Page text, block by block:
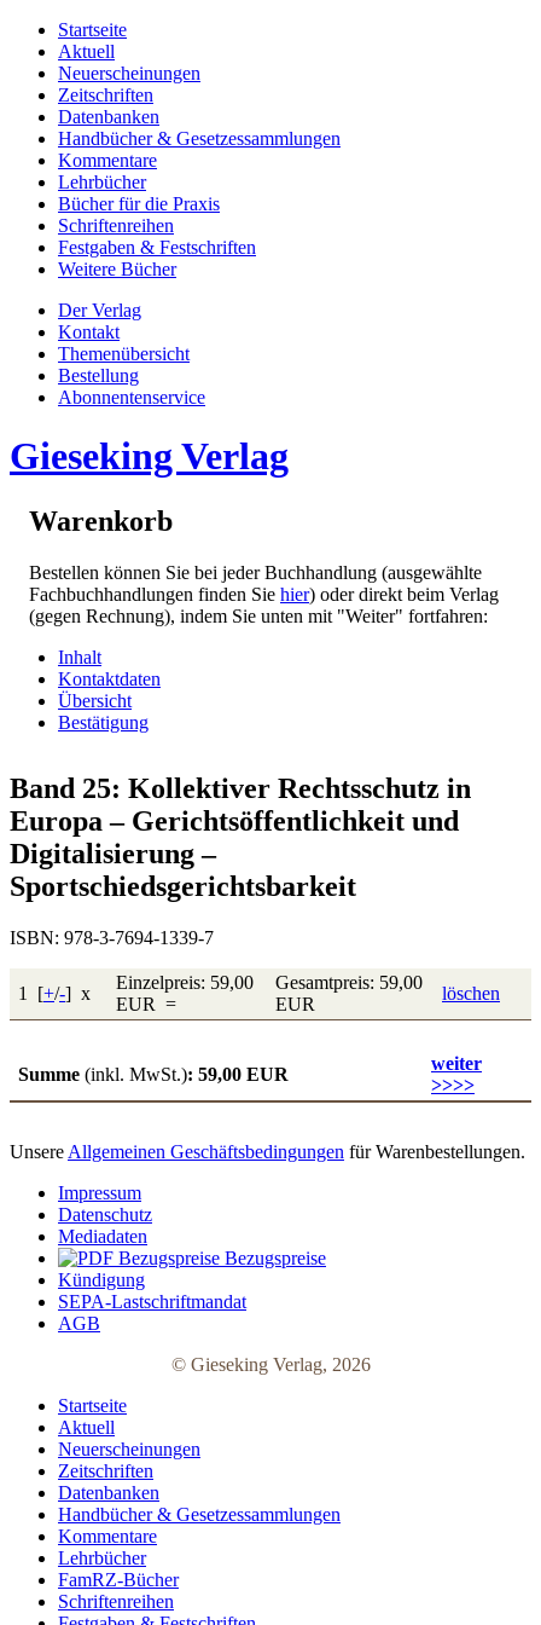
Startseite
Aktuell
Neuerscheinungen
Zeitschriften
Datenbanken
Handbücher & Gesetzessammlungen
Kommentare
Lehrbücher
Bücher für die Praxis
Schriftenreihen
Festgaben & Festschriften
Weitere Bücher
Der Verlag
Kontakt
Themenübersicht
Bestellung
Abonnentenservice
Gieseking Verlag
Warenkorb
Bestellen können Sie bei jeder Buchhandlung (ausgewählte
Fachbuchhandlungen finden Sie hier) oder direkt beim Verlag
(gegen Rechnung), indem Sie unten mit "Weiter" fortfahren:
Inhalt
Kontaktdaten
Übersicht
Bestätigung
Band 25: Kollektiver Rechtsschutz in
Europa – Gerichtsöffentlichkeit und
Digitalisierung –
Sportschiedsgerichtsbarkeit
ISBN: 978-3-7694-1339-7
1 [+/-] x
Einzelpreis: 59,00
EUR =
Gesamtpreis: 59,00
EUR
löschen
Summe (inkl. MwSt.): 59,00 EUR
weiter
>>>>
Unsere Allgemeinen Geschäftsbedingungen für Warenbestellungen.
Impressum
Datenschutz
Mediadaten
Bezugspreise
Kündigung
SEPA-Lastschriftmandat
AGB
© Gieseking Verlag, 2026
Startseite
Aktuell
Neuerscheinungen
Zeitschriften
Datenbanken
Handbücher & Gesetzessammlungen
Kommentare
Lehrbücher
FamRZ-Bücher
Schriftenreihen